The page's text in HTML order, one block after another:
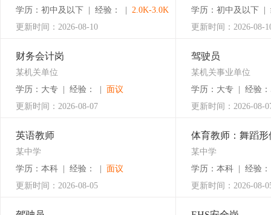
学历：初中及以下 | 经验： | 2.0K-3.0K
更新时间：2026-08-10
学历：初中及以下
更新时间：2026-08-
财务会计岗
某机关单位
学历：大专 | 经验： | 面议
更新时间：2026-08-07
驾驶员
某机关事业单位
学历：大专 | 经验
更新时间：2026-08-
英语教师
某中学
学历：本科 | 经验： | 面议
更新时间：2026-08-05
体育教师：舞蹈形
某中学
学历：本科 | 经验
更新时间：2026-08-